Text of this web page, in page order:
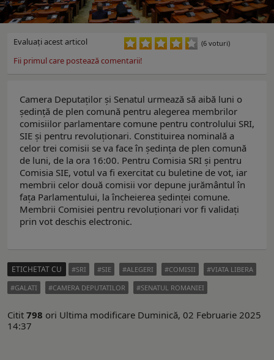
Evaluaţi acest articol (6 voturi)
Fii primul care postează comentarii!
Camera Deputaților și Senatul urmează să aibă luni o
ședință de plen comună pentru alegerea membrilor
comisiilor parlamentare comune pentru controlului SRI,
SIE și pentru revoluționari. Constituirea nominală a
celor trei comisii se va face în ședința de plen comună
de luni, de la ora 16:00. Pentru Comisia SRI și pentru
Comisia SIE, votul va fi exercitat cu buletine de vot, iar
membrii celor două comisii vor depune jurământul în
fața Parlamentului, la încheierea ședinței comune.
Membrii Comisiei pentru revoluționari vor fi validați
prin vot deschis electronic.
ETICHETAT CU SRI SIE ALEGERI COMISII
VIATA LIBERA
GALATI
CAMERA DEPUTATILOR SENATUL ROMANIEI
Citit 798 ori Ultima modificare Duminică, 02 Februarie 2025
14:37